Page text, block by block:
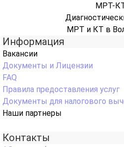
МРТ-
МРТ и КТ в
Информация
Вакансии
Документы и Лицензии
FAQ
Правила предоставления услуг
Документы для налогового
Наши партнеры
Контакты